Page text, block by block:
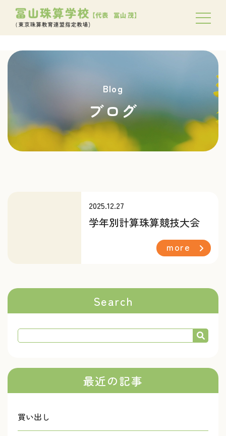
Blog
ブログ
2025.12.27
学年別計算珠算競技大会
more
Search
最近の記事
買い出し